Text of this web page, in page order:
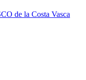
de la Costa Vasca